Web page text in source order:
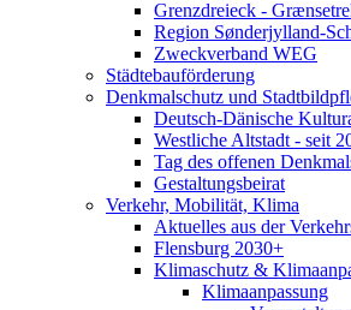
Grenzdreieck -
Region Sønderjylland-
Zweckverband WEG
Städtebauförderung
Denkmalschutz und
Deutsch-Dänische
Westliche Altstadt - seit
Tag des offenen
Gestaltungsbeirat
Verkehr, Mobilität, Klima
Aktuelles aus der
Flensburg 2030+
Klimaschutz &
Klimaanpassung